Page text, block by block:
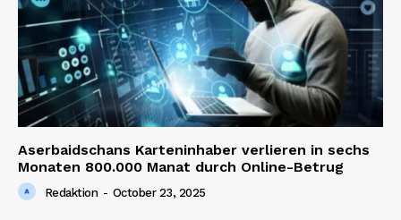
Aserbaidschans Karteninhaber verlieren in sechs
Monaten 800.000 Manat durch Online-Betrug
Redaktion - October 23, 2025